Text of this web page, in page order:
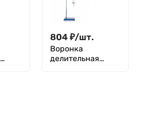
804₽/шт.
Воронка
делительная